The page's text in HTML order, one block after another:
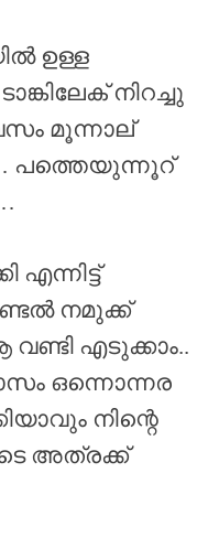
ഉള്ള
നിറച്ചു
മൂന്നാല്
പത്തെയുന്നൂറ്‌
എന്നിട്ട്
നമുക്ക്
എടുക്കാം..
ഒന്നൊന്നര
നിന്റെ
അത്രക്ക്